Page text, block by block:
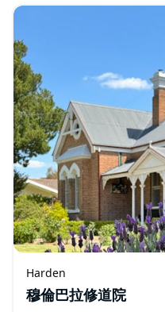
Harden
穆倫巴拉修道院